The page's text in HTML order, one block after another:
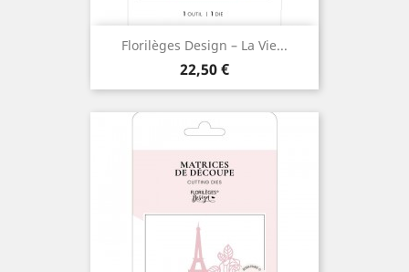
Florilèges Design – La Vie...
Prix
22,50 €